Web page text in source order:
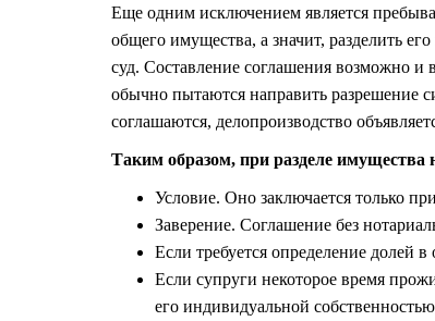
Еще одним исключением является
общего имущества, а значит, разделить
суд. Составление соглашения возможно и
обычно пытаются направить разрешение
соглашаются, делопроизводство
Таким образом, при разделе
Условие. Оно заключается только
Заверение. Соглашение без
Если требуется определение долей
Если супруги некоторое время
его индивидуальной